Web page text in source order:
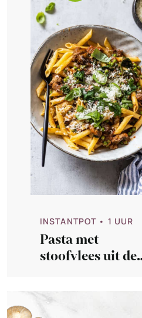
INSTANTPOT • 1 UUR
Pasta met
stoofvlees uit de